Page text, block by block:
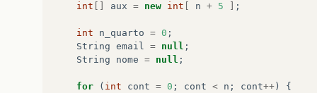
int
aux = new int n + 5 ;
int n_quarto = 0 ;
String email = null ;
String
nome = null ;
for ( int cont = 0 ; cont < n ; cont++ )
{